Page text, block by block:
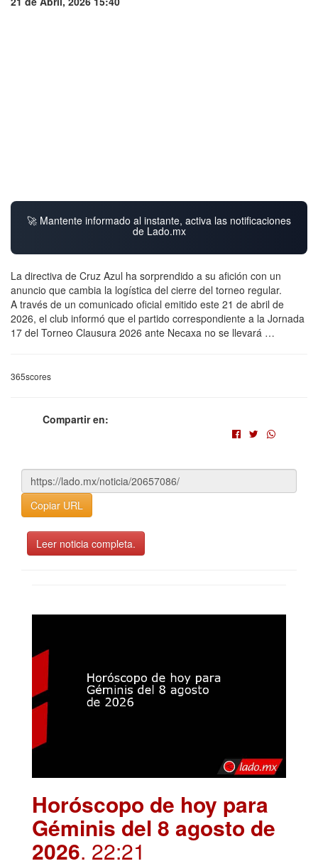
🚀 Mantente informado al instante, activa las notificaciones
de Lado.mx
La directiva de Cruz Azul ha sorprendido a su afición con un
anuncio que cambia la logística del cierre del torneo regular.
A través de un comunicado oficial emitido este 21 de abril de
2026, el club informó que el partido correspondiente a la Jornada
17 del Torneo Clausura 2026 ante Necaxa no se llevará …
365scores
Compartir en:
Copiar URL
Leer noticia completa.
Horóscopo de hoy para
Géminis del 8 agosto de
2026. 22:21